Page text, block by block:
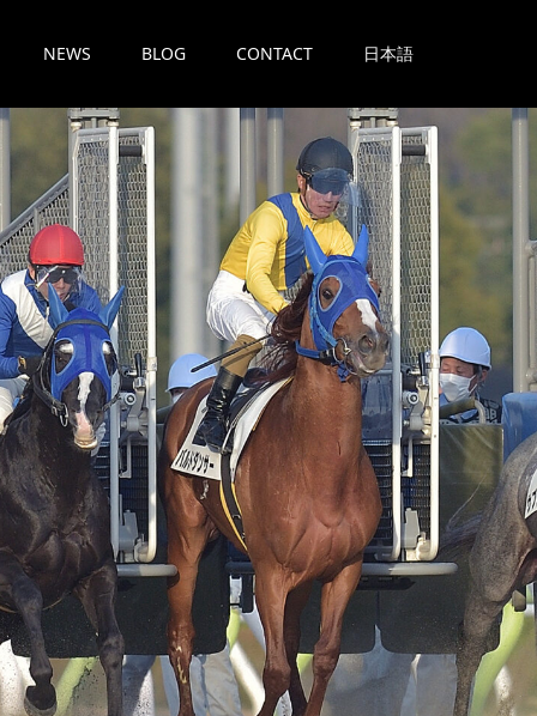
NEWS BLOG CONTACT 日本語